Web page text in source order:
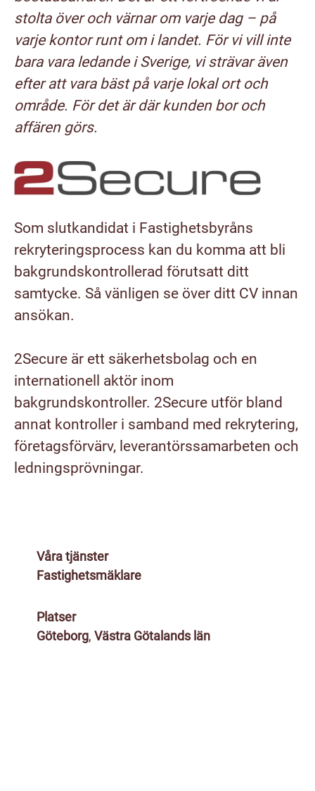
stolta över och värnar om varje dag – på
varje kontor runt om i landet. För vi vill inte
bara vara ledande i Sverige, vi strävar även
efter att vara bäst på varje lokal ort och
område. För det är där kunden bor och
affären görs.
Som slutkandidat i Fastighetsbyråns
rekryteringsprocess kan du komma att bli
bakgrundskontrollerad förutsatt ditt
samtycke. Så vänligen se över ditt CV innan
ansökan.
2Secure är ett säkerhetsbolag och en
internationell aktör inom
bakgrundskontroller. 2Secure utför bland
annat kontroller i samband med rekrytering,
företagsförvärv, leverantörssamarbeten och
ledningsprövningar.
Våra tjänster
Fastighetsmäklare
Platser
Göteborg, Västra Götalands län